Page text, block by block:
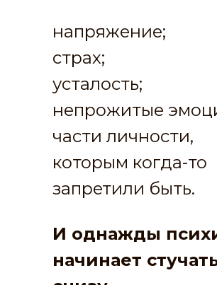
И однажды
начинает
напряжение;
страх;
усталость;
непрожитые
части личности,
которым когда-то
запретили быть.